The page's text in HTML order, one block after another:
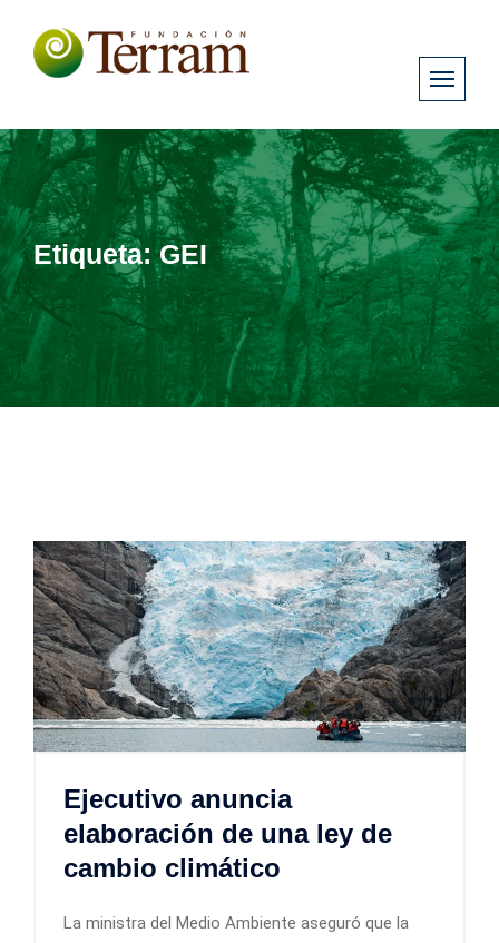
Etiqueta:GEI
Ejecutivo anuncia
elaboración de una ley de
cambio climático
La ministra del Medio Ambiente aseguró que la